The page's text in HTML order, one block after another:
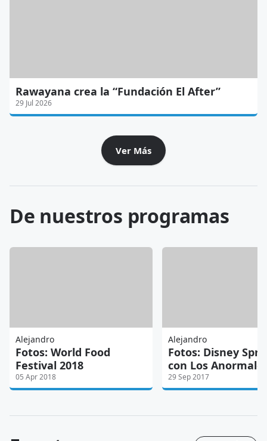
Rawayana crea la “Fundación El After”
29 Jul 2026
Ver Más
De nuestros programas
Alejandro
Fotos: World Food
Festival 2018
05 Apr 2018
Alejandro
Fotos: Disney
con Los
29 Sep 2017